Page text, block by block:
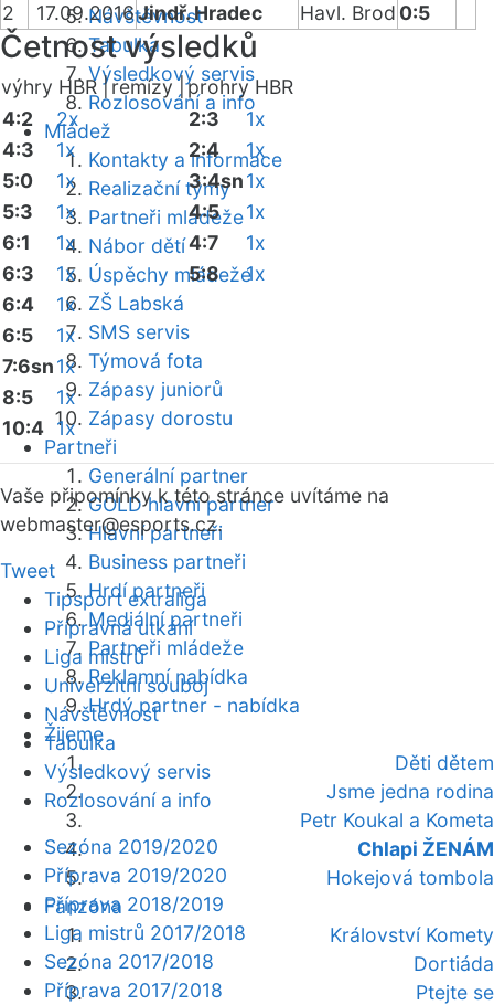
Návštěvnost
Tabulka
Výsledkový servis
Rozlosování a info
Mládež
Kontakty a informace
Realizační týmy
Partneři mládeže
Nábor dětí
Úspěchy mládeže
ZŠ Labská
SMS servis
Týmová fota
Zápasy juniorů
Zápasy dorostu
Partneři
Generální partner
GOLD hlavní partner
Hlavní partneři
Business partneři
Hrdí partneři
Mediální partneři
Partneři mládeže
Reklamní nabídka
Hrdý partner - nabídka
Žijeme
Děti dětem
Jsme jedna rodina
Petr Koukal a Kometa
Chlapi ŽENÁM
Hokejová tombola
Fanzóna
Království Komety
Dortiáda
Ptejte se
2
17.09.2016Jindř. Hradec Havl. Brod 0:5
Četnost výsledků
výhry HBR |remízy | prohry HBR
4:2
2x
4:3
1x
5:0
1x
5:3
1x
6:1
1x
6:3
1x
6:4
1x
6:5
1x
7:6sn1x
8:5
1x
10:4 1x
2:3
1x
2:4
1x
3:4sn1x
4:5
1x
4:7
1x
5:8
1x
Vaše připomínky k této stránce uvítáme na
webmaster@esports.cz.
Tweet
Tipsport extraliga
Přípravná utkání
Liga mistrů
Univerzitní souboj
Návštěvnost
Tabulka
Výsledkový servis
Rozlosování a info
Sezóna 2019/2020
Příprava 2019/2020
Příprava 2018/2019
Liga mistrů 2017/2018
Sezóna 2017/2018
Příprava 2017/2018